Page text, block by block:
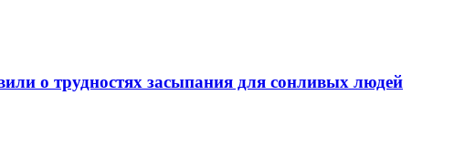
о трудностях засыпания для сонливых людей